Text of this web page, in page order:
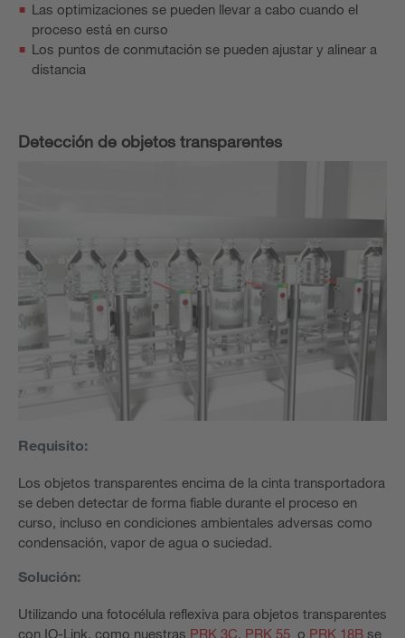
Las optimizaciones se pueden llevar a cabo cuando el
proceso está en curso
Los puntos de conmutación se pueden ajustar y alinear a
distancia
Detección de objetos transparentes
Requisito:
Los objetos transparentes encima de la cinta transportadora
se deben detectar de forma fiable durante el proceso en
curso, incluso en condiciones ambientales adversas como
condensación, vapor de agua o suciedad.
Solución:
Utilizando una fotocélula reflexiva para objetos transparentes
con IO-Link, como nuestras PRK 3C, PRK 55 o PRK 18B se